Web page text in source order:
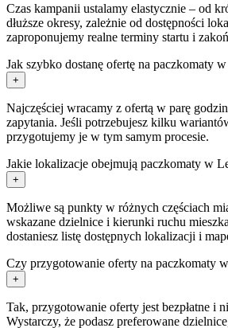
Czas kampanii ustalamy elastycznie – od
dłuższe okresy, zależnie od dostępności
zaproponujemy realne terminy startu i
Jak szybko dostanę ofertę na paczkomaty
+
Najczęściej wracamy z ofertą w parę
zapytania. Jeśli potrzebujesz kilku
przygotujemy je w tym samym procesie.
Jakie lokalizacje obejmują paczkomaty w
+
Możliwe są punkty w różnych częściach
wskazane dzielnice i kierunki ruchu
dostaniesz listę dostępnych lokalizacji i
Czy przygotowanie oferty na paczkomaty
+
Tak, przygotowanie oferty jest bezpłatne i
Wystarczy, że podasz preferowane